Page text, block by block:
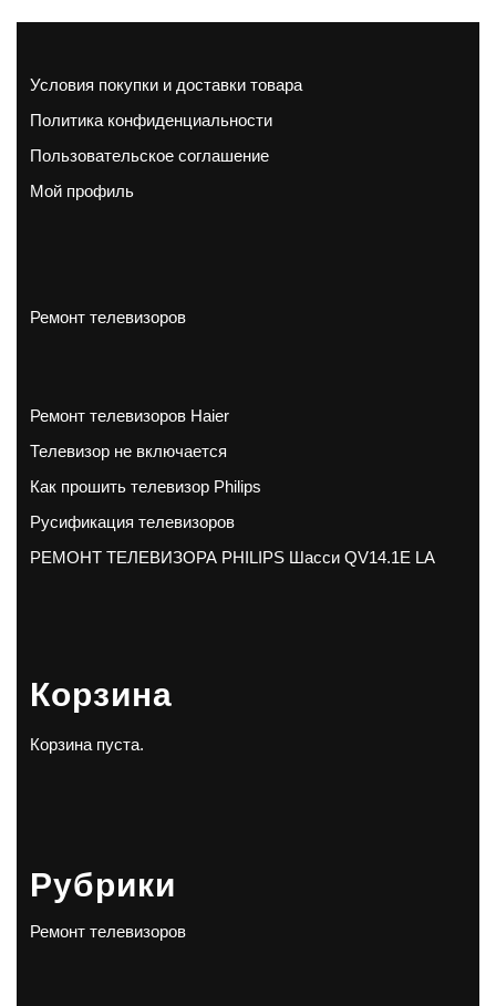
Условия покупки и доставки товара
Политика конфиденциальности
Пользовательское соглашение
Мой профиль
Ремонт телевизоров
Ремонт телевизоров Haier
Телевизор не включается
Как прошить телевизор Philips
Русификация телевизоров
РЕМОНТ ТЕЛЕВИЗОРА PHILIPS Шасси QV14.1E LA
Корзина
Корзина пуста.
Рубрики
Ремонт телевизоров